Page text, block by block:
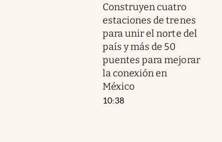
Construyen cuatro
estaciones de trenes
para unir el norte del
país y más de 50
puentes para mejorar
la conexión en
México
10:38